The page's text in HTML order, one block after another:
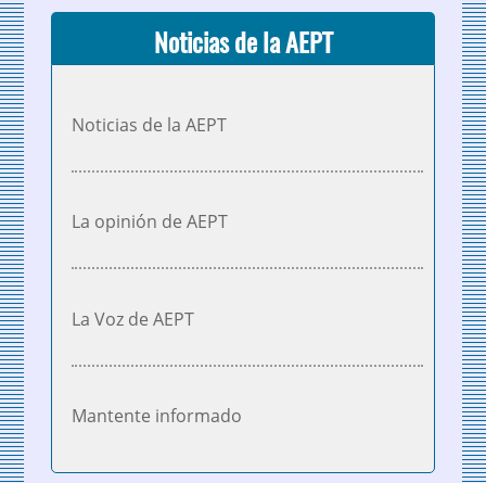
Noticias de la AEPT
Noticias de la AEPT
La opinión de AEPT
La Voz de AEPT
Mantente informado